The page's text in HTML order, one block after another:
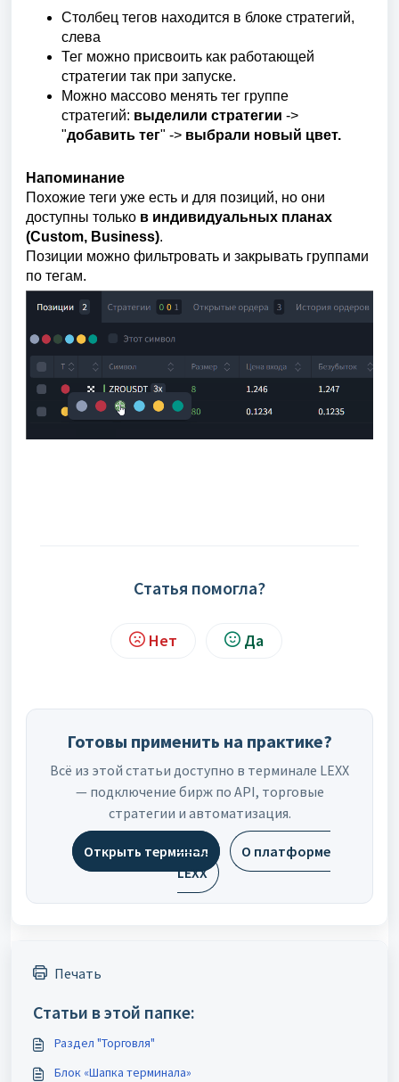
Столбец тегов находится в блоке стратегий,
слева
Тег можно присвоить как работающей
стратегии так при запуске.
Можно массово менять тег группе
стратегий: выделили стратегии ->
"добавить тег" -> выбрали новый цвет.
Напоминание
Похожие теги уже есть и для позиций, но они
доступны только в индивидуальных планах
(Custom, Business).
Позиции можно фильтровать и закрывать группами
по тегам.
Статья помогла?
Нет Да
Готовы применить на практике?
Всё из этой статьи доступно в терминале LEXX
— подключение бирж по API, торговые
стратегии и автоматизация.
Открыть терминал
О платформе
LEXX
Печать
Статьи в этой папке:
Раздел "Торговля"
Блок «Шапка терминала»